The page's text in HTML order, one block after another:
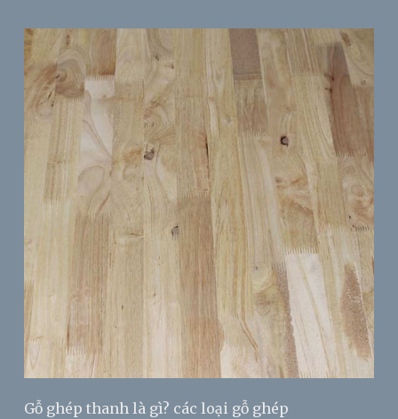
Gỗ ghép thanh là gì? các loại gỗ ghép